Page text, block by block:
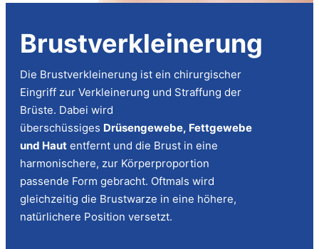
Brustverkleinerung
Die Brustverkleinerung ist ein chirurgischer
Eingriff zur Verkleinerung und Straffung der
Brüste. Dabei wird
überschüssiges Drüsengewebe, Fettgewebe
und Haut entfernt und die Brust in eine
harmonischere, zur Körperproportion
passende Form gebracht. Oftmals wird
gleichzeitig die Brustwarze in eine höhere,
natürlichere Position versetzt.